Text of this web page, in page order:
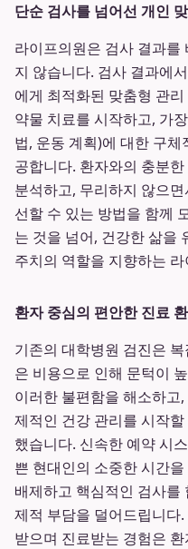
단순 검사를 넘어선 개인
라이프의원은 검사 결과를
지 않습니다. 검사 결과에
에게 최적화된 맞춤형 관
약물 치료를 시작하고, 가
법, 운동 계획)에 대한 구
공합니다. 환자와의 충분
분석하고, 무리하지 않으
선할 수 있는 방법을 함께
는 것을 넘어, 건강한 삶을
주치의 역할을 지향하는
환자 중심의 편안한 진료
기존의 대학병원 검진은
은 비용으로 인해 문턱이
이러한 불편함을 해소하고
제적인 건강 관리를 시작
했습니다. 신속한 예약 시
쁜 현대인의 소중한 시간
배제하고 핵심적인 검사를
제적 부담을 덜어드립니다
받으며 진료받는 경험은